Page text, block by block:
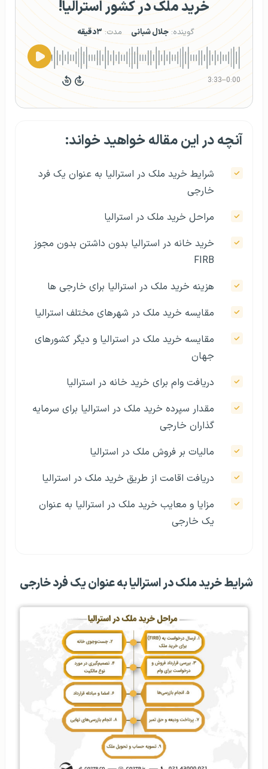
خرید ملک در کشور استرالیا!
گوینده:جلال شبانی مدت: ۳دقیقه
0:00
–
3:33
آنچه در این مقاله خواهید خواند:
شرایط خرید ملک در استرالیا به عنوان یک فرد
خارجی
مراحل خرید ملک در استرالیا
خرید خانه در استرالیا بدون داشتن بدون مجوز
FIRB
هزینه خرید ملک در استرالیا برای خارجی ها
مقایسه خرید ملک در شهرهای مختلف استرالیا
مقایسه خرید ملک در استرالیا و دیگر کشورهای
جهان
دریافت وام برای خرید خانه در استرالیا
مقدار سپرده خرید ملک در استرالیا برای سرمایه
گذاران خارجی
مالیات بر فروش ملک در استرالیا
دریافت اقامت از طریق خرید ملک در استرالیا
مزایا و معایب خرید ملک در استرالیا به عنوان
یک خارجی
شرایط خرید ملک در استرالیا به عنوان یک فرد خارجی